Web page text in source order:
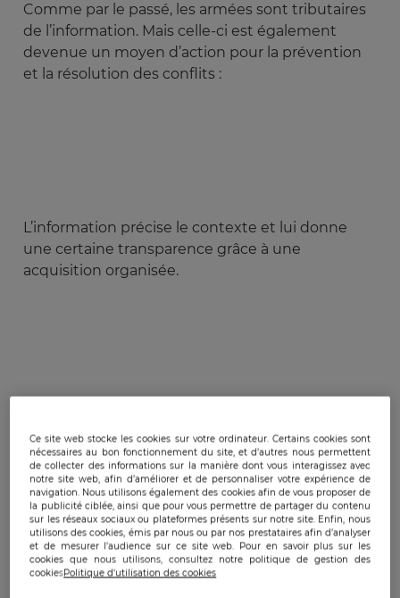
Comme par le passé, les armées sont tributaires
de l’information. Mais celle-ci est également
devenue un moyen d’action pour la prévention
et la résolution des conflits :
L’information précise le contexte et lui donne
une certaine transparence grâce à une
acquisition organisée.
Elle permet ainsi de former la décision en
passant par un processus de synthèse
progressive mieux élaboré.
Ce site web stocke les cookies sur votre ordinateur. Certains cookies sont
nécessaires au bon fonctionnement du site, et d’autres nous permettent
de collecter des informations sur la manière dont vous interagissez avec
notre site web, afin d’améliorer et de personnaliser votre expérience de
navigation. Nous utilisons également des cookies afin de vous proposer de
la publicité ciblée, ainsi que pour vous permettre de partager du contenu
sur les réseaux sociaux ou plateformes présents sur notre site. Enfin, nous
utilisons des cookies, émis par nous ou par nos prestataires afin d’analyser
et de mesurer l’audience sur ce site web. Pour en savoir plus sur les
cookies que nous utilisons, consultez notre politique de gestion des
cookiesPolitique d'utilisation des cookies